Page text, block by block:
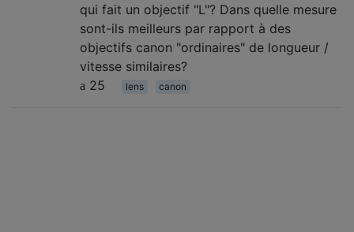
qui fait un objectif "L"? Dans quelle mesure
sont-ils meilleurs par rapport à des
objectifs canon "ordinaires" de longueur /
vitesse similaires?
25
lens canon